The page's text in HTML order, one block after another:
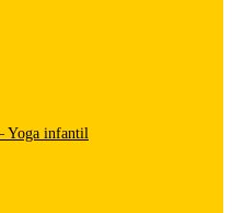
Yoga infantil